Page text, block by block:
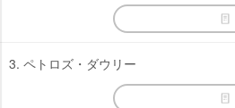
3. ペトロズ・ダウリー